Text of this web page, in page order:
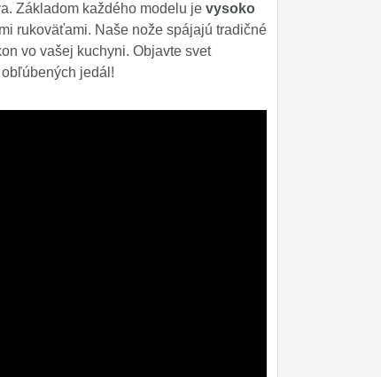
Základom každého modelu je vysoko
rukoväťami. Naše nože spájajú tradičné
vo vašej kuchyni. Objavte svet
jedál!